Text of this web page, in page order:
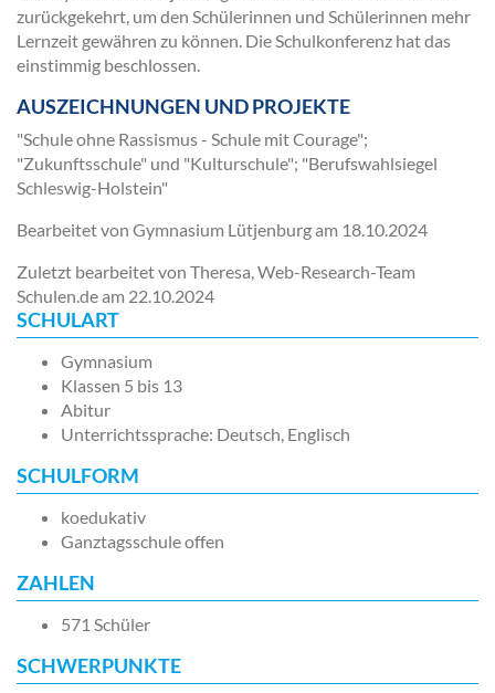
zurückgekehrt, um den Schülerinnen und Schülerinnen mehr
Lernzeit gewähren zu können. Die Schulkonferenz hat das
einstimmig beschlossen.
AUSZEICHNUNGEN UND PROJEKTE
"Schule ohne Rassismus - Schule mit Courage";
"Zukunftsschule" und "Kulturschule"; "Berufswahlsiegel
Schleswig-Holstein"
Bearbeitet von Gymnasium Lütjenburg am 18.10.2024
Zuletzt bearbeitet von Theresa, Web-Research-Team
Schulen.de am 22.10.2024
SCHULART
Gymnasium
Klassen 5 bis 13
Abitur
Unterrichtssprache: Deutsch, Englisch
SCHULFORM
koedukativ
Ganztagsschule offen
ZAHLEN
571 Schüler
SCHWERPUNKTE